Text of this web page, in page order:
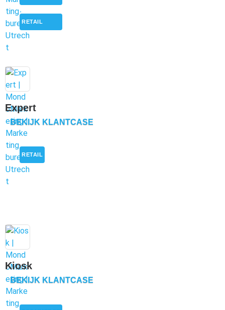
RETAIL
Expert
BEKIJK KLANTCASE
RETAIL
Kiosk
BEKIJK KLANTCASE